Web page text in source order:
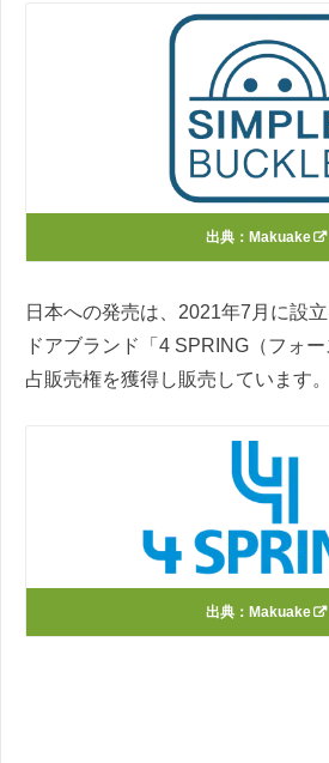
出典： Makuake
日本への発売は、2021年7月に設
ドアブランド「4 SPRING（フォ
占販売権を獲得し販売しています。
出典： Makuake